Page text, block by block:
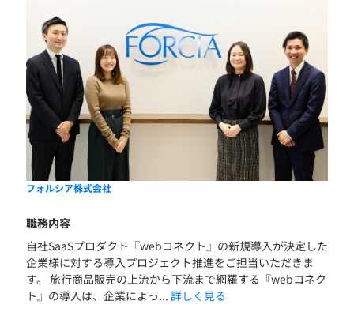
ユニットは顧客・業界・自社システムの区分によって分か
れております。
※組織は事業に応じて変更になることがあります。
フォルシア株式会社
職務内容
自社SaaSプロダクト『webコネクト』の新規導入が決定した
企業様に対する導入プロジェクト推進をご担当いただきま
す。 旅行商品販売の上流から下流まで網羅する『webコネク
ト』の導入は、企業によっ... 詳しく見る